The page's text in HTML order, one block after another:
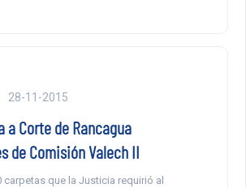
28-11-2015
a Corte de Rancagua
de Comisión Valech II
carpetas que la Justicia requirió al